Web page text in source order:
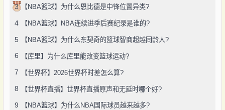
3 【NBA篮球】为什么恩比德是中锋位置异类?
4 【NBA篮球】NBA连续进季后赛纪录是谁的?
5 【NBA篮球】为什么东契奇的篮球智商超越同龄人?
6 【库里】为什么库里能改变篮球运动?
7 【世界杯】2026世界杯时差怎么算?
8 【世界杯直播】世界杯直播原声和无延时哪个好?
9 【NBA篮球】为什么NBA国际球员越来越多?